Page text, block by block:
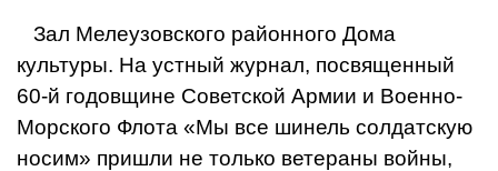
Зал Мелеузовского район­ного Дома
культуры. На уст­ный журнал, посвященный
60-й годовщине Советской Армии и Военно-
Морского Флота «Мы все шинель сол­датскую
носим» пришли не только ветераны войны,